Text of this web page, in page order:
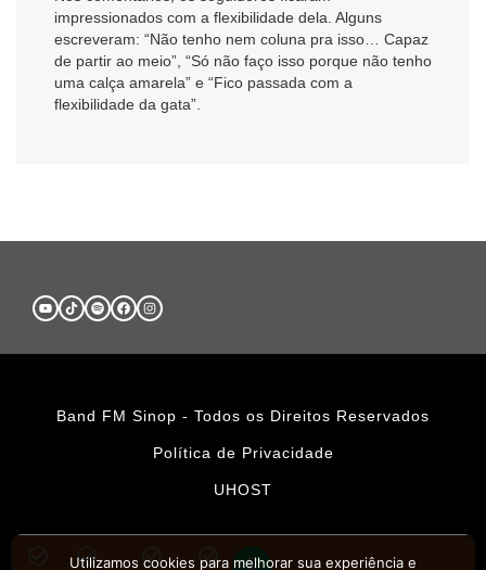
impressionados com a flexibilidade dela. Alguns
escreveram: “Não tenho nem coluna pra isso… Capaz
de partir ao meio”, “Só não faço isso porque não tenho
uma calça amarela” e “Fico passada com a
flexibilidade da gata”.
Band FM Sinop - Todos os Direitos Reservados
Política de Privacidade
UHOST
Utilizamos cookies para melhorar sua experiência e